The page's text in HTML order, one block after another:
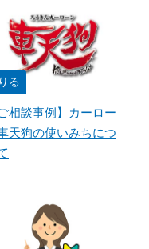
る
ご相談事例】カーロー
天狗の使いみちにつ